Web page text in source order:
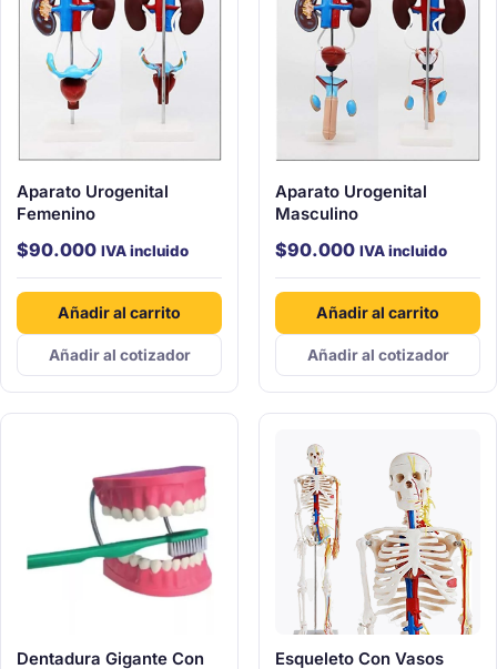
Aparato Urogenital
Femenino
$90.000 IVA incluido
Añadir al carrito
Añadir al cotizador
Aparato Urogenital
Masculino
$90.000 IVA incluido
Añadir al carrito
Añadir al cotizador
Dentadura Gigante Con
Esqueleto Con Vasos